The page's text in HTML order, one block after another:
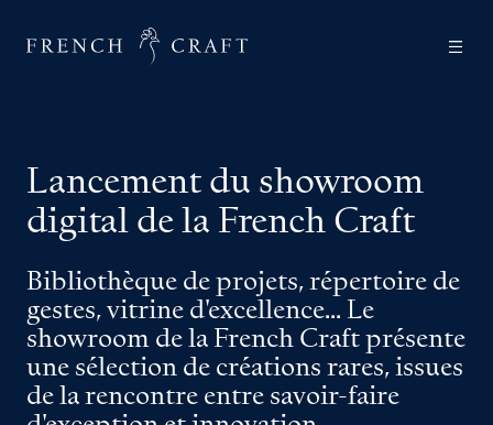
Lancement du showroom
digital de la French Craft
Bibliothèque de projets, répertoire de
gestes, vitrine d'excellence... Le
showroom de la French Craft présente
une sélection de créations rares, issues
de la rencontre entre savoir-faire